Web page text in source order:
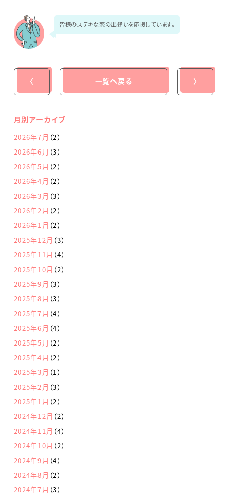
皆様のステキな恋の出逢いを応援しています。
〈 一覧へ戻る 〉
月別アーカイブ
2026年7月 （2）
2026年6月 （3）
2026年5月 （2）
2026年4月 （2）
2026年3月 （3）
2026年2月 （2）
2026年1月 （2）
2025年12月 （3）
2025年11月 （4）
2025年10月 （2）
2025年9月 （3）
2025年8月 （3）
2025年7月 （4）
2025年6月 （4）
2025年5月 （2）
2025年4月 （2）
2025年3月 （1）
2025年2月 （3）
2025年1月 （2）
2024年12月 （2）
2024年11月 （4）
2024年10月 （2）
2024年9月 （4）
2024年8月 （2）
2024年7月 （3）